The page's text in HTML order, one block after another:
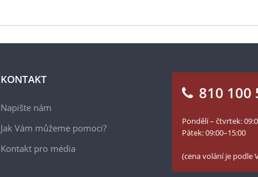
KONTAKT
Napište nám
Jak Vám můžeme pomoci?
Kontakt pro média
810 100
Pondělí – čtvrtek:
Pátek: 09:00–15:00
(cena volání je podle